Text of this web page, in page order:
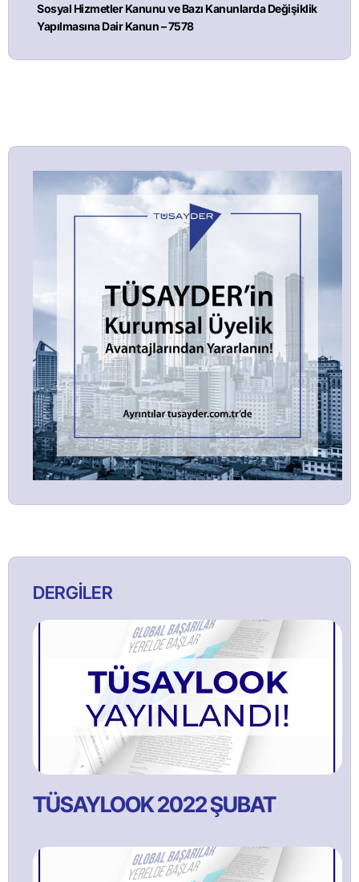
Sosyal Hizmetler Kanunu ve Bazı Kanunlarda Değişiklik
Yapılmasına Dair Kanun – 7578
DERGİLER
TÜSAYLOOK 2022 ŞUBAT